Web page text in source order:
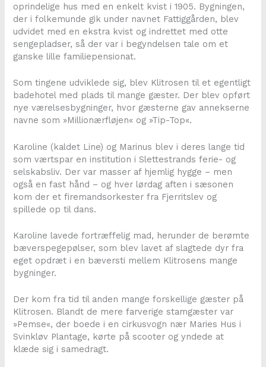
oprindelige hus med en enkelt kvist i 1905. Bygningen,
der i folkemunde gik under navnet Fattiggården, blev
udvidet med en ekstra kvist og indrettet med otte
sengepladser, så der var i begyndelsen tale om et
ganske lille familiepensionat.
Som tingene udviklede sig, blev Klitrosen til et egentligt
badehotel med plads til mange gæster. Der blev opført
nye værelsesbygninger, hvor gæsterne gav annekserne
navne som »Millionærfløjen« og »Tip-Top«.
Karoline (kaldet Line) og Marinus blev i deres lange tid
som værtspar en institution i Slettestrands ferie- og
selskabsliv. Der var masser af hjemlig hygge – men
også en fast hånd – og hver lørdag aften i sæsonen
kom der et firemandsorkester fra Fjerritslev og
spillede op til dans.
Karoline lavede fortræffelig mad, herunder de berømte
bæverspegepølser, som blev lavet af slagtede dyr fra
eget opdræt i en bæversti mellem Klitrosens mange
bygninger.
Der kom fra tid til anden mange forskellige gæster på
Klitrosen. Blandt de mere farverige stamgæster var
»Pemse«, der boede i en cirkusvogn nær Maries Hus i
Svinkløv Plantage, kørte på scooter og yndede at
klæde sig i samedragt.